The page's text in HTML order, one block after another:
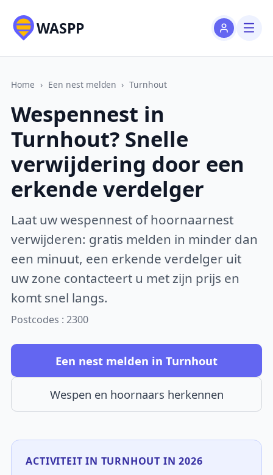
WASPP
Home › Een nest melden › Turnhout
Wespennest in
Turnhout? Snelle
verwijdering door een
erkende verdelger
Laat uw wespennest of hoornaarnest
verwijderen: gratis melden in minder dan
een minuut, een erkende verdelger uit
uw zone contacteert u met zijn prijs en
komt snel langs.
Postcodes : 2300
Een nest melden in Turnhout
Wespen en hoornaars herkennen
ACTIVITEIT IN TURNHOUT IN 2026